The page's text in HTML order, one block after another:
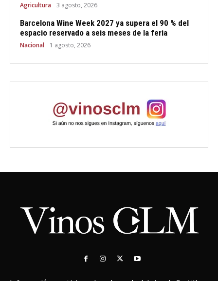
Agricultura 3 agosto, 2026
Barcelona Wine Week 2027 ya supera el 90 % del
espacio reservado a seis meses de la feria
Nacional 1 agosto, 2026